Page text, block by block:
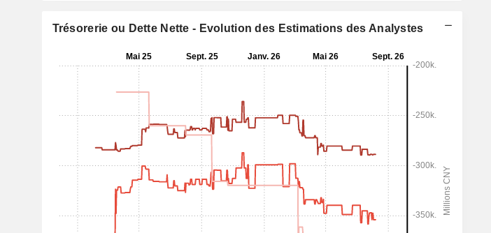
Trésorerie ou Dette Nette - Evolution des Estimations des Analystes